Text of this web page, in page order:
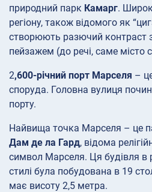
природний парк Камарг.
регіону, також відомого як
створюють разючий контраст
пейзажем (до речі, саме місто
2,600-річний порт Марселя –
споруда. Головна вулиця
порту.
Найвища точка Марселя – це
Дам де ла Гард, відома
символ Марселя. Ця будівля в
стилі була побудована в 19
має висоту 2,5 метра.